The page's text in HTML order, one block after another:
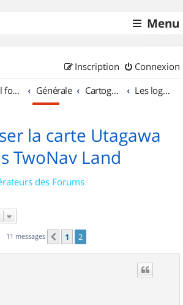
Menu
Connexion
Inscription
Accueil forum Générale Cartographie et GPS Les logiciels
la carte Utagawa
TwoNav Land
des Forums
11 messages Précédent
1 2